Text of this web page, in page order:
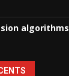
algorithms